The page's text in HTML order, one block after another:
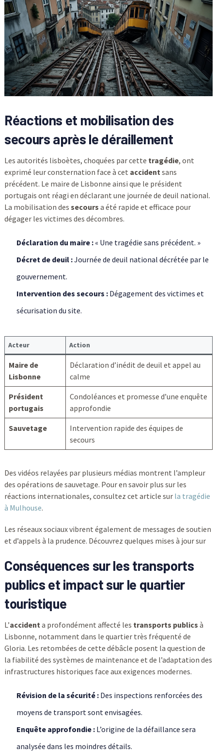
Réactions et mobilisation des
secours après le déraillement
Les autorités lisboètes, choquées par cette tragédie, ont
exprimé leur consternation face à cet accidentsans
précédent. Le maire de Lisbonne ainsi que le président
portugais ont réagi en déclarant une journée de deuil national.
La mobilisation des secours a été rapide et efficace pour
dégager les victimes des décombres.
Déclaration du maire :« Une tragédie sans précédent. »
Décret de deuil :Journée de deuil national décrétée par le
gouvernement.
Intervention des secours :Dégagement des victimes et
sécurisation du site.
Acteur Action
Maire de
Lisbonne
Déclaration d’inédit de deuil et appel au
calme
Président
portugais
Condoléances et promesse d’une enquête
approfondie
Sauvetage
Intervention rapide des équipes de
secours
Des vidéos relayées par plusieurs médias montrent l’ampleur
des opérations de sauvetage. Pour en savoir plus sur les
réactions internationales, consultez cet article sur la tragédie
à Mulhouse.
Les réseaux sociaux vibrent également de messages de soutien
et d’appels à la prudence. Découvrez quelques mises à jour sur
Conséquences sur les transports
publics et impact sur le quartier
touristique
L’accidenta profondément affecté les transports publics à
Lisbonne, notamment dans le quartier très fréquenté de
Gloria. Les retombées de cette débâcle posent la question de
la fiabilité des systèmes de maintenance et de l’adaptation des
infrastructures historiques face aux exigences modernes.
Révision de la sécurité :Des inspections renforcées des
moyens de transport sont envisagées.
Enquête approfondie :L’origine de la défaillance sera
analysée dans les moindres détails.